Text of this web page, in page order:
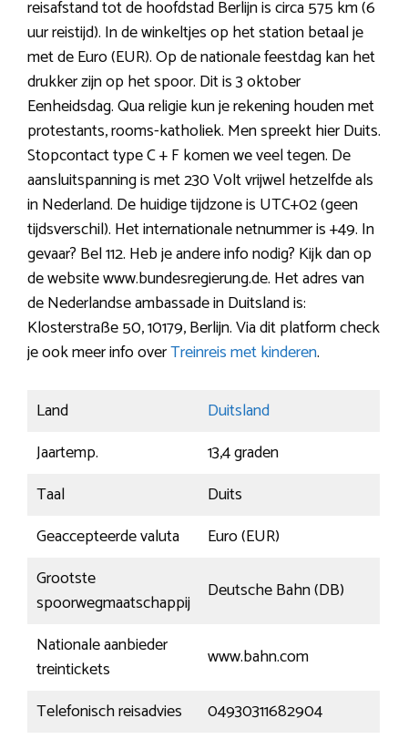
reisafstand tot de hoofdstad Berlijn is circa 575 km (6
uur reistijd). In de winkeltjes op het station betaal je
met de Euro (EUR). Op de nationale feestdag kan het
drukker zijn op het spoor. Dit is 3 oktober
Eenheidsdag. Qua religie kun je rekening houden met
protestants, rooms-katholiek. Men spreekt hier Duits.
Stopcontact type C + F komen we veel tegen. De
aansluitspanning is met 230 Volt vrijwel hetzelfde als
in Nederland. De huidige tijdzone is UTC+02 (geen
tijdsverschil). Het internationale netnummer is +49. In
gevaar? Bel 112. Heb je andere info nodig? Kijk dan op
de website www.bundesregierung.de. Het adres van
de Nederlandse ambassade in Duitsland is:
Klosterstraße 50, 10179, Berlijn. Via dit platform check
je ook meer info overTreinreis met kinderen.
Land
Duitsland
Jaartemp.
13,4 graden
Taal
Duits
Geaccepteerde valuta
Euro (EUR)
Grootste
spoorwegmaatschappij
Deutsche Bahn (DB)
Nationale aanbieder
treintickets
www.bahn.com
Telefonisch reisadvies
04930311682904